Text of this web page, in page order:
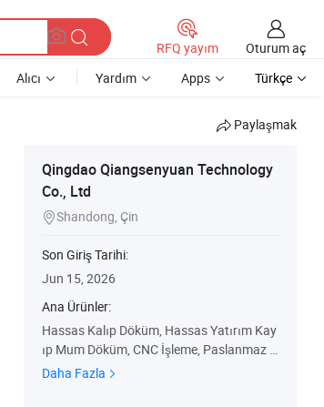
RFQ yayım
Oturum aç
Alıcı Yardım Apps Türkçe
Paylaşmak
Qingdao Qiangsenyuan Technology
Co., Ltd
Shandong, Çin
Son Giriş Tarihi:
Jun 15, 2026
Ana Ürünler:
Hassas Kalıp Döküm, Hassas Yatırım Kay
ıp Mum Döküm, CNC İşleme, Paslanmaz Ç
elik Döküm, alüminyum Alaşım Çelik Yatırı
Daha Fazla